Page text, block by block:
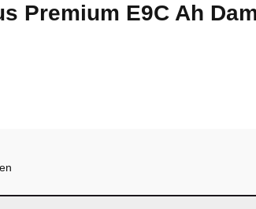
Premium E9C Ah